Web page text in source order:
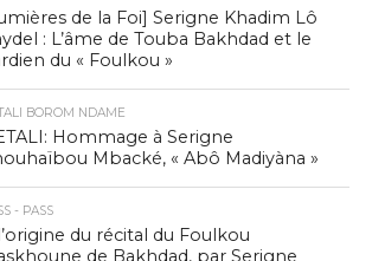
de la Foi] Serigne Khadim Lô
: L’âme de Touba Bakhdad et le
du « Foulkou »
BOROM NDAME
Hommage à Serigne
Mbacké, « Abô Madiyàna »
- PASS
du récital du Foulkou
de Bakhdad, par Serigne